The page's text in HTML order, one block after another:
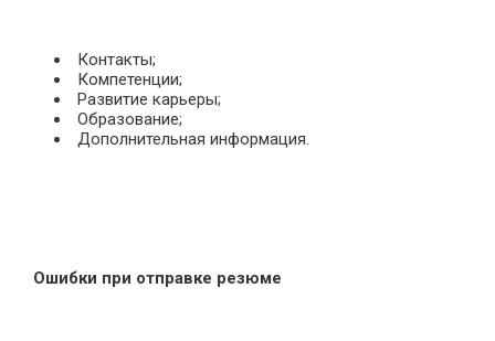
Контакты;
Компетенции;
Развитие карьеры;
Образование;
Дополнительная информация.
Ошибки при отправке резюме